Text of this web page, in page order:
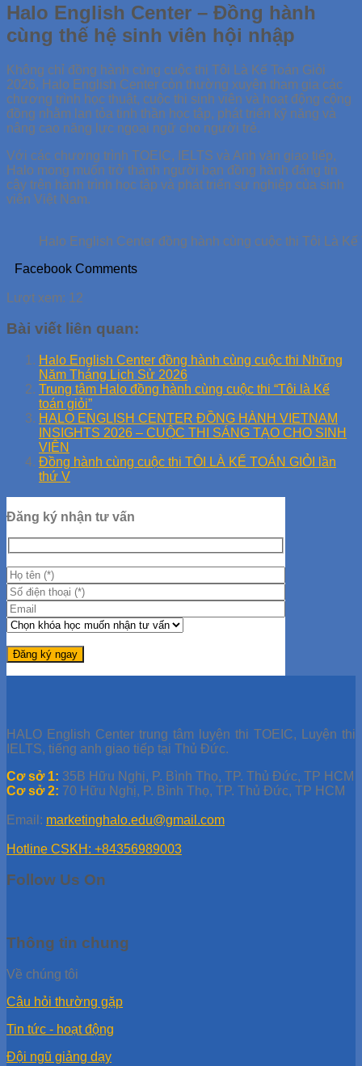
Halo English Center – Đồng hành
cùng thế hệ sinh viên hội nhập
Không chỉ đồng hành cùng cuộc thi Tôi Là Kế Toán Giỏi
2026, Halo English Center còn thường xuyên tham gia các
chương trình học thuật, cuộc thi sinh viên và hoạt động cộng
đồng nhằm lan tỏa tinh thần học tập, phát triển kỹ năng và
nâng cao năng lực ngoại ngữ cho người trẻ.
Với các chương trình TOEIC, IELTS và Anh văn giao tiếp,
Halo mong muốn trở thành người bạn đồng hành đáng tin
cậy trên hành trình học tập và phát triển sự nghiệp của sinh
viên Việt Nam.
Halo English Center đồng hành cùng cuộc thi Tôi Là Kế
Facebook Comments
Lượt xem: 12
Bài viết liên quan:
Halo English Center đồng hành cùng cuộc thi Những
Năm Tháng Lịch Sử 2026
Trung tâm Halo đồng hành cùng cuộc thi “Tôi là Kế
toán giỏi”
HALO ENGLISH CENTER ĐỒNG HÀNH VIETNAM
INSIGHTS 2026 – CUỘC THI SÁNG TẠO CHO SINH
VIÊN
Đồng hành cùng cuộc thi TÔI LÀ KẾ TOÁN GIỎI lần
thứ V
Đăng ký nhận tư vấn
HALO English Center trung tâm luyện thi TOEIC, Luyện thi
IELTS, tiếng anh giao tiếp tại Thủ Đức.
Cơ sở 1: 35B Hữu Nghị, P. Bình Thọ, TP. Thủ Đức, TP HCM
Cơ sở 2: 70 Hữu Nghị, P. Bình Thọ, TP. Thủ Đức, TP HCM
Email: marketinghalo.edu@gmail.com
Hotline CSKH: +84356989003
Follow Us On
Thông tin chung
Về chúng tôi
Câu hỏi thường gặp
Tin tức - hoạt động
Đội ngũ giảng dạy